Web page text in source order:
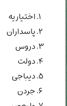
اختیاریه
پاسداران
دروس
دولت
دیباجی
جردن